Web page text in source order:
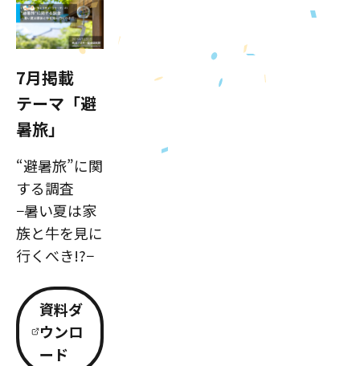
7月掲載
テーマ「避
暑旅」
“避暑旅”に関
する調査
−暑い夏は家
族と牛を見に
行くべき!?−
資料ダ
ウンロ
ード